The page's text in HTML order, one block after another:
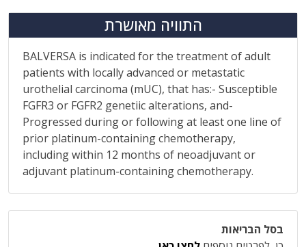
התוויה מאושרת
BALVERSA is indicated for the treatment of adult
patients with locally advanced or metastatic
urothelial carcinoma (mUC), that has:- Susceptible
FGFR3 or FGFR2 genetiic alterations, and-
Progressed during or following at least one line of
prior platinum-containing chemotherapy,
including within 12 months of neoadjuvant or
adjuvant platinum-containing chemotherapy.
בסל הבריאות